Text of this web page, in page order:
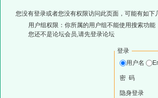
您没有登录或者您没有权限访问此页面，可能有如下
用户组权限：你所属的用户组不能使用搜索功能
您还不是论坛会员,请先登录论坛
登录
用户名
密 码
隐身登录